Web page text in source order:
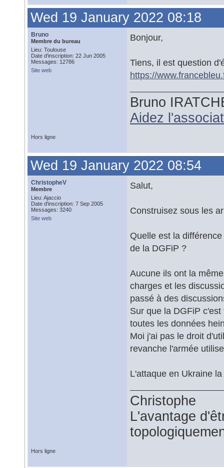
Wed 19 January 2022 08:18
Bruno
Membre du bureau
Lieu: Toulouse
Date d'inscription: 22 Jun 2005
Messages: 12786
Site web
Bonjour,
Tiens, il est question
https://
Bruno
Aidez
Hors ligne
Wed 19 January 2022 08:54
ChristopheV
Membre
Lieu: Ajaccio
Date d'inscription: 7 Sep 2005
Messages: 3240
Site web
Salut,
Construisez sous les
Quelle est la
de la DGFiP ?
Aucune ils ont la
charges et les
passé à des
Sur que la DGFiP
toutes les données
Moi j'ai pas le droit
revanche l'armée
L'attaque en Ukraine
Christophe
L'avantage
Hors ligne